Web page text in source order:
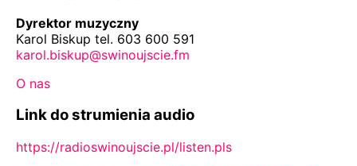
Dyrektor muzyczny
Karol Biskup tel. 603 600 591
karol.biskup@swinoujscie.fm
O nas
Link do strumienia audio
https://radioswinoujscie.pl/listen.pls